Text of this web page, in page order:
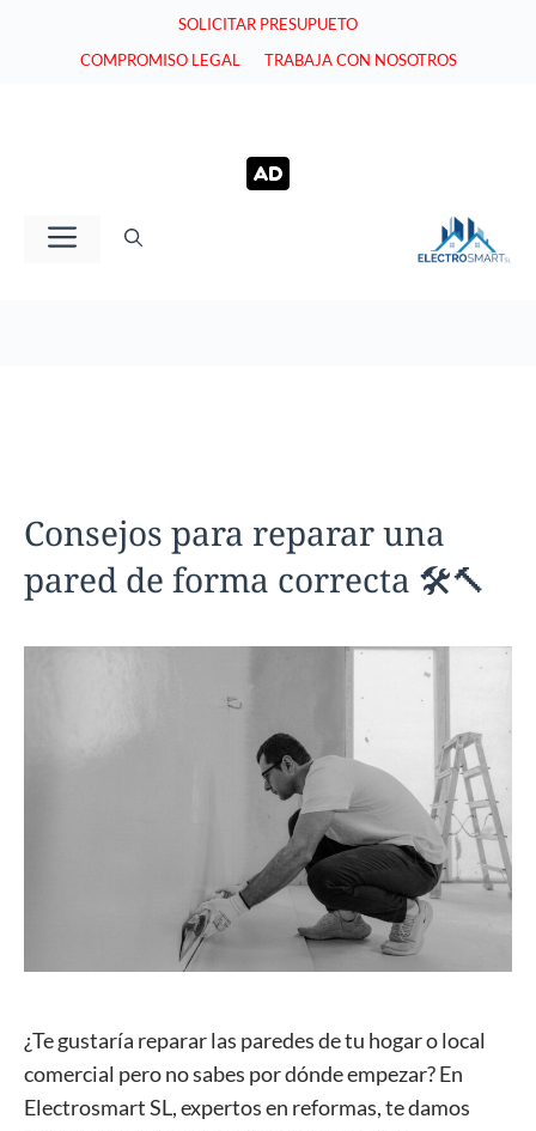
SOLICITAR PRESUPUETO
COMPROMISO LEGAL
TRABAJA CON NOSOTROS
Menú
Consejos para reparar una
pared de forma correcta 🛠️🔨
¿Te gustaría reparar las paredes de tu hogar o local
comercial pero no sabes por dónde empezar? En
Electrosmart SL, expertos en reformas, te damos